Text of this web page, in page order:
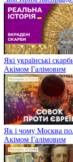
Які українські
Акімом Галімовим
Як і чому Москва
Акімом Галімовим